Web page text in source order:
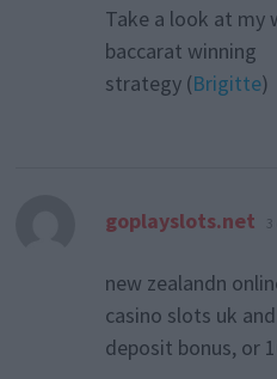
Take a look at my
baccarat winning
strategy (Brigitte)
goplayslots.net
new zealandn
casino slots uk
deposit bonus, or